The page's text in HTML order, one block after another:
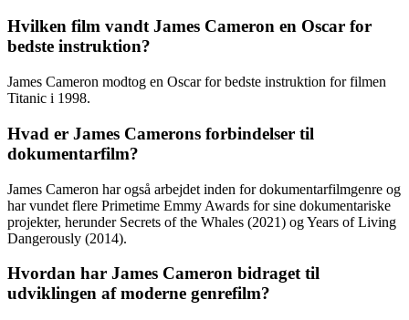
Hvilken film vandt James Cameron en Oscar for
bedste instruktion?
James Cameron modtog en Oscar for bedste instruktion for filmen
Titanic i 1998.
Hvad er James Camerons forbindelser til
dokumentarfilm?
James Cameron har også arbejdet inden for dokumentarfilmgenre og
har vundet flere Primetime Emmy Awards for sine dokumentariske
projekter, herunder Secrets of the Whales (2021) og Years of Living
Dangerously (2014).
Hvordan har James Cameron bidraget til
udviklingen af moderne genrefilm?